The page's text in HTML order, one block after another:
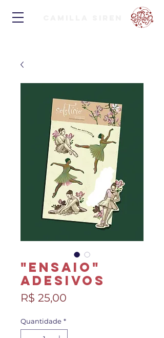
"Ensaio"
Adesivos
R$ 25,00
Quantidade *